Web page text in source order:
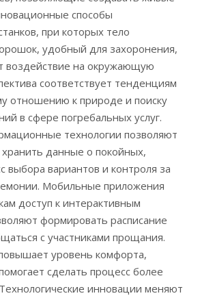
способы
при которых тело
удобный для захоронения,
воздействие на окружающую
соответствует тенденциям
отношению к природе и поиску
в сфере погребальных услуг.
технологии позволяют
данные о покойных,
выбора вариантов и контроля за
Мобильные приложения
доступ к интерактивным
формировать расписание
с участниками прощания.
уровень комфорта,
сделать процесс более
инновации меняют